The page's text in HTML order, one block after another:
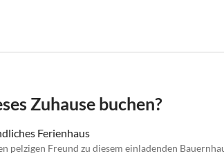
Zuhause buchen?
Ferienhaus
pelzigen Freund zu diesem einladenden